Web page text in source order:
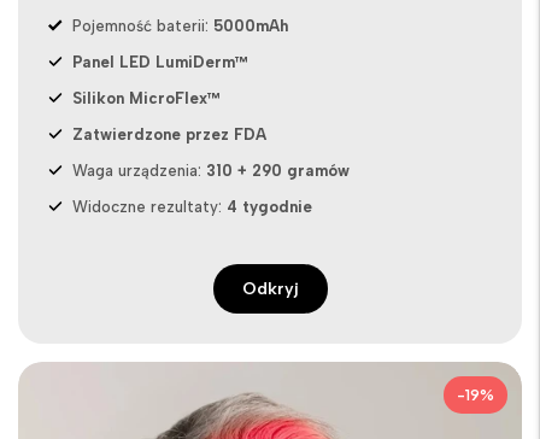
Pojemność baterii: 5000mAh
Panel LED LumiDerm™
Silikon MicroFlex™
Zatwierdzone przez FDA
Waga urządzenia: 310 + 290 gramów
Widoczne rezultaty: 4 tygodnie
Odkryj
-19%